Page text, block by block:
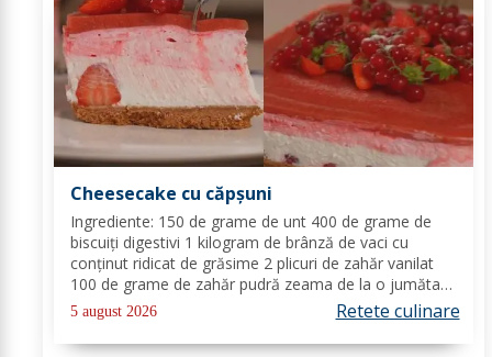
Cheesecake cu căpșuni
Ingrediente: 150 de grame de unt 400 de grame de
biscuiți digestivi 1 kilogram de brânză de vaci cu
conținut ridicat de grăsime 2 plicuri de zahăr vanilat
100 de grame de zahăr pudră zeama de la o jumătate
de lămâie 600 de mililitri de smântână pentru frișcă 4
foi de gelatină hidratate în apă rece...
5 august 2026 Retete culinare